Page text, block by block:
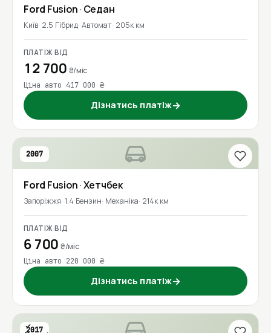
Ford Fusion· Седан
Київ 2.5 Гібрид Автомат 205к км
ПЛАТІЖ ВІД
12 700 ₴/міс
Ціна авто 417 000 ₴
Дізнатись платіж→
2007
Ford Fusion· Хетчбек
Запоріжжя 1.4 Бензин Механіка 214к км
ПЛАТІЖ ВІД
6 700₴/міс
Ціна авто 220 000 ₴
Дізнатись платіж→
2017